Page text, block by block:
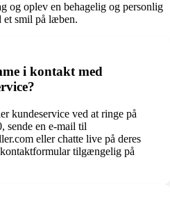
og oplev en behagelig og personlig
et smil på læben.
i kontakt med
kundeservice ved at ringe på
sende en e-mail til
eller chatte live på deres
tilgængelig på